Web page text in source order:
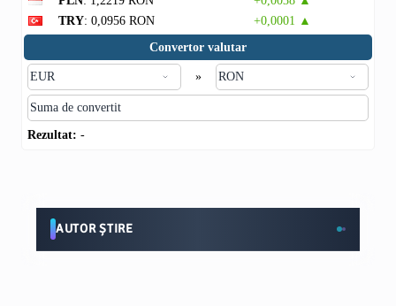
TRY: 0,0956 RON
+0,0001 ▲
Convertor valutar
»
Rezultat: -
AUTOR ȘTIRE